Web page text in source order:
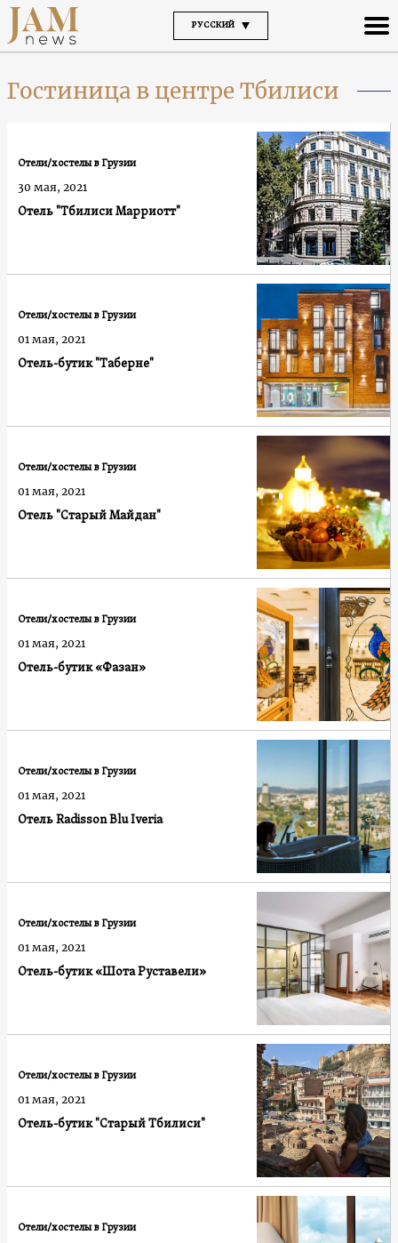
РУССКИЙ
Гостиница в центре Тбилиси
Отель "Тбилиси Марриотт"
Отели/хостелы в Грузии
30 мая, 2021
Отель-бутик "Таберне"
Отели/хостелы в Грузии
01 мая, 2021
Отель "Старый Майдан"
Отели/хостелы в Грузии
01 мая, 2021
Отель-бутик «Фазан»
Отели/хостелы в Грузии
01 мая, 2021
Отель Radisson Blu Iveria
Отели/хостелы в Грузии
01 мая, 2021
Отель-бутик «Шота Руставели»
Отели/хостелы в Грузии
01 мая, 2021
Отель-бутик "Старый Тбилиси"
Отели/хостелы в Грузии
01 мая, 2021
Отели/хостелы в Грузии